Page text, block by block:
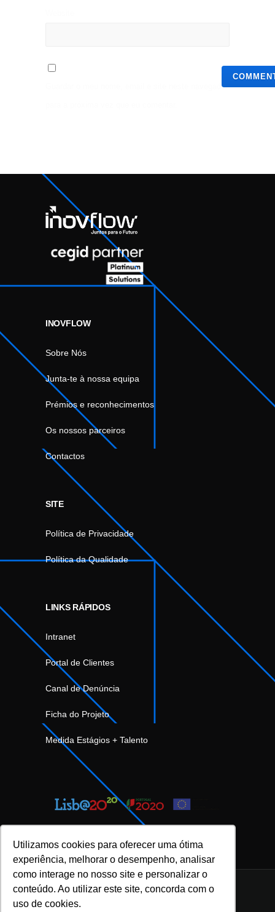
Utilizamos cookies para oferecer uma ótima
experiência, melhorar o desempenho, analisar
como interage no nosso site e personalizar o
conteúdo. Ao utilizar este site, concorda com o
uso de cookies.
Guardar o meu nome, email e site neste navegador
INOVFLOW
Sobre Nós
Junta-te à nossa equipa
Prémios e reconhecimentos
Os nossos parceiros
Contactos
SITE
Política de Privacidade
Política da Qualidade
LINKS RÁPIDOS
Intranet
Portal de Clientes
Canal de Denúncia
Ficha do Projeto
Medida Estágios + Talento